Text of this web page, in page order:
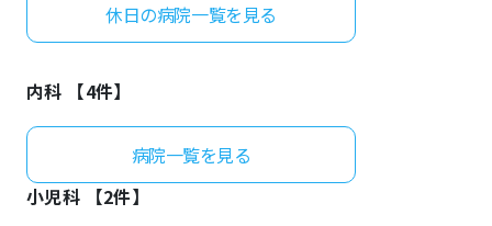
休日の病院一覧を見る
内科 【4件】
病院一覧を見る
小児科 【2件】